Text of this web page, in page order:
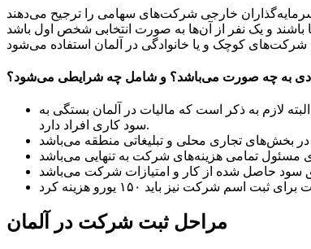
سرمایه‌گذاران خارجی شرکت‌های سهامی را ترجیح می‌دهند
به چه صورت می‌باشد؟ و شامل چه شرایطی می‌شود؟
لازم به ذکر است که مالیات در آلمان بستگی به
سود کاری افراد دارد.
مراحل ثبت شرکت در آلمان